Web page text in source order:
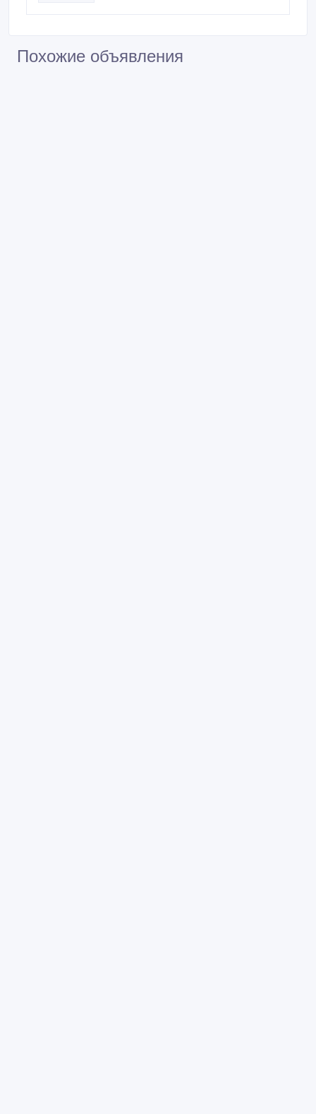
Похожие объявления